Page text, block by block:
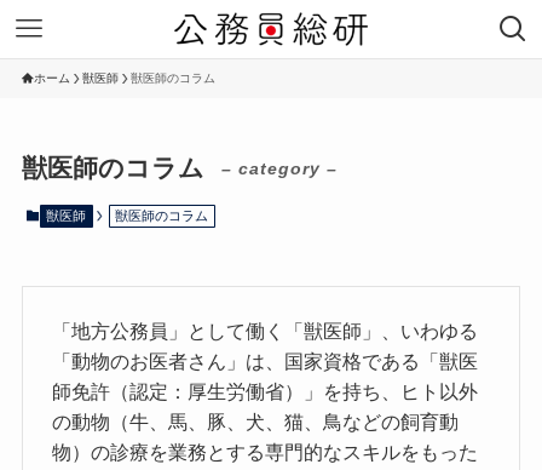
ホーム 獣医師 獣医師のコラム
獣医師のコラム – category –
獣医師 獣医師のコラム
「地方公務員」として働く「獣医師」、いわゆる
「動物のお医者さん」は、国家資格である「獣医
師免許（認定：厚生労働省）」を持ち、ヒト以外
の動物（牛、馬、豚、犬、猫、鳥などの飼育動
物）の診療を業務とする専門的なスキルをもった